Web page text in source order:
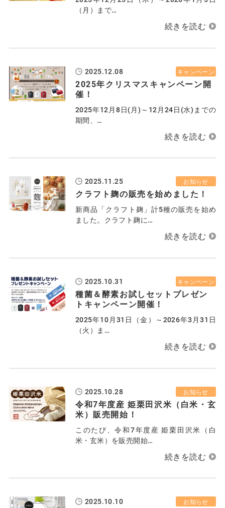
（月）まで…
2025.12.08 キャンペーン
2025年クリスマスキャンペーン開
催！
2025年12月8日(月)～12月24日(水)までの
期間、…
2025.11.25 お知らせ
クラフト麹の販売を始めました！
新商品「クラフト麹」計5種の販売を始め
ました。クラフト麹に…
2025.10.31 キャンペーン
種菌＆酵素お試しセットプレゼン
トキャンペーン開催！
2025年10月31日（金）～2026年3月31日
（火）ま…
2025.10.28 お知らせ
令和7年度産 姫栗田沢米（白米・玄
米）販売開始！
このたび、令和7年度産 姫栗田沢米（白
米・玄米）を販売開始…
2025.10.10 お知らせ